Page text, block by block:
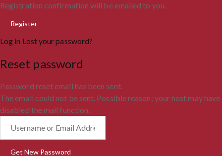
Registration confirmation will be emailed to you.
Log in Lost your password?
Reset password
Password reset email has been sent.
The email could not be sent. Possible reason: your host may have
disabled the mail function.